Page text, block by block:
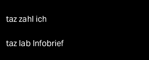
taz zahl ich
taz lab Infobrief